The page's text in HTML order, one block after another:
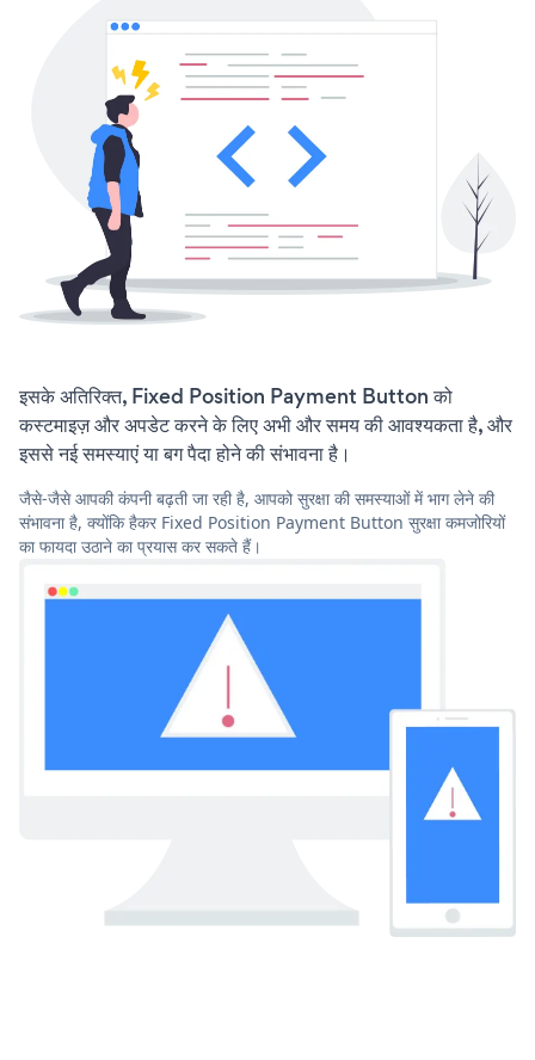
इसके अतिरिक्त, Fixed Position Payment Button को
कस्टमाइज़ और अपडेट करने के लिए अभी और समय की आवश्यकता है, और
इससे नई समस्याएं या बग पैदा होने की संभावना है।
जैसे-जैसे आपकी कंपनी बढ़ती जा रही है, आपको सुरक्षा की समस्याओं में भाग लेने की
संभावना है, क्योंकि हैकर Fixed Position Payment Button सुरक्षा कमजोरियों
का फायदा उठाने का प्रयास कर सकते हैं।